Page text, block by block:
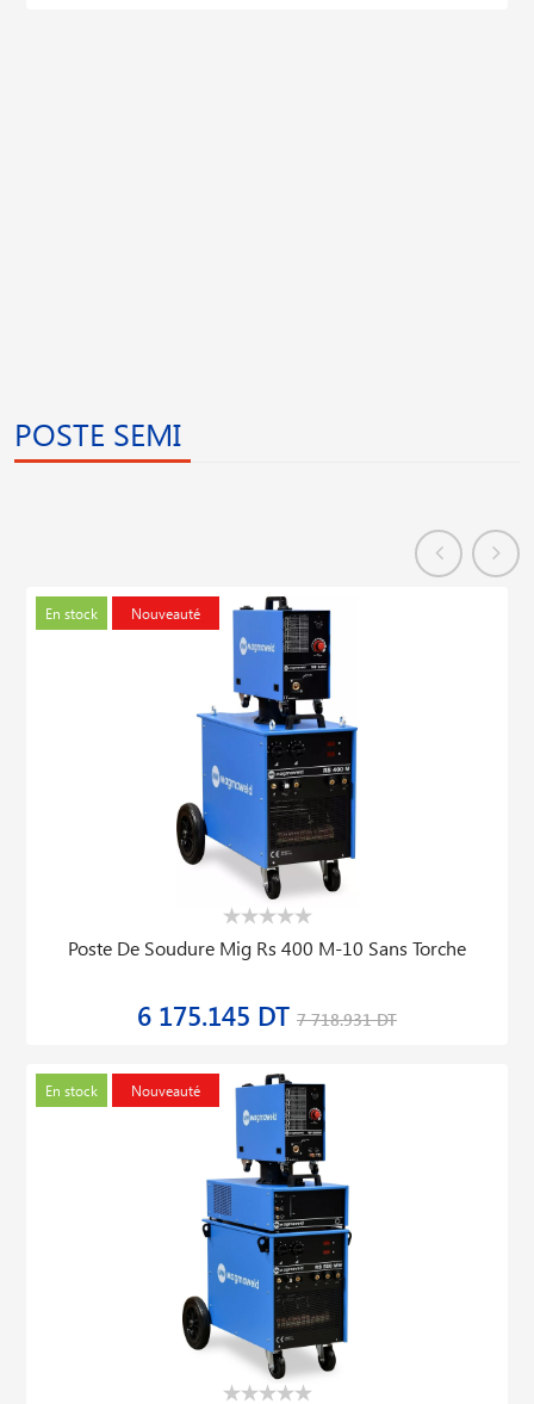
POSTE SEMI
En stock Nouveauté
Poste De Soudure Mig Rs 400 M-10 Sans Torche
6 175.145 DT 7 718.931 DT
En stock Nouveauté